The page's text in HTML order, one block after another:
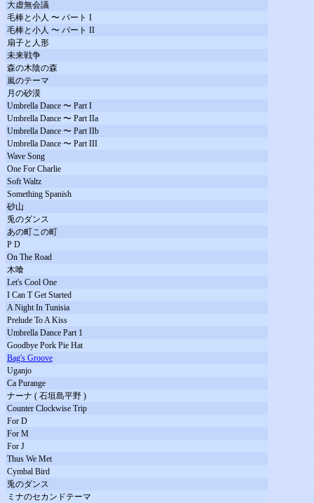
大虚無会議
毛棒と小人 〜 パート I
毛棒と小人 〜 パート II
扇子と人形
未来戦争
森の木陰の森
嵐のテーマ
月の砂漠
Umbrella Dance 〜 Part I
Umbrella Dance 〜 Part IIa
Umbrella Dance 〜 Part IIb
Umbrella Dance 〜 Part III
Wave Song
One For Charlie
Soft Waltz
Something Spanish
砂山
兎のダンス
あの町この町
P D
On The Road
木喰
Let's Cool One
I Can T Get Started
A Night In Tunisia
Prelude To A Kiss
Umbrella Dance Part 1
Goodbye Pork Pie Hat
Bag's Groove
Uganjo
Ca Purange
ナーナ ( 石垣島平野 )
Counter Clockwise Trip
For D
For M
For J
Thus We Met
Cymbal Bird
兎のダンス
ミナのセカンドテーマ